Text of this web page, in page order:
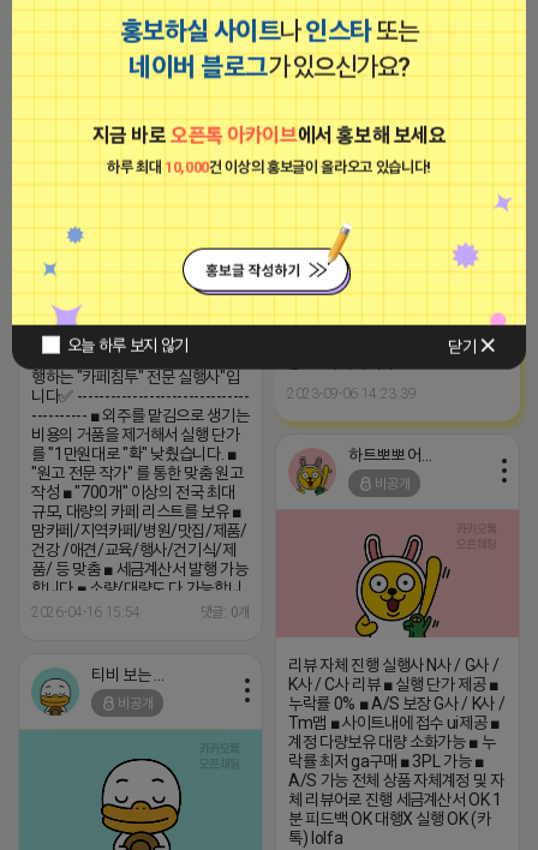
홍보하실 사이트나인스타또는
네이버 블로그가 있으신가요?
지금 바로오픈톡 아카이브에서 홍보해 보세요
하루 최대10,000건 이상의 홍보글이 올라오고 있습니다!
오늘 하루 보지 않기 닫기
스타 특강입니다
https://blog.naver.com/jinsuopen/
2026-04-16 17:44 댓글: 0개
타)24시간 문의 가능 (스타)세금계
산서 발행 가능 (카톡)jgpsjgps
2026-04-16 17:14 댓글: 0개
■아이피몬스터■
광고
[아이피몬스터] 전국 최저가 마케팅
2023-09-06 14:23:39
하트뽀뽀 어피치
비공개
✅모든 과정을 전문가들이 직접 실
행하는 "카페침투" 전문 실행사"입
니다✅ -------------------------------
---------- ■ 외주를 맡김으로 생기는
비용의 거품을 제거해서 실행 단가
를 "1만원대로 "확" 낮췄습니다. ■
"원고 전문 작가" 를 통한 맞춤 원고
작성 ■ "700개" 이상의 전국 최대
규모, 대량의 카페 리스트를 보유 ■
맘카페/지역카페/병원/맛집/제품/
건강 /애견/교육/행사/건기식/제
품/ 등 맞춤 ■ 세금계산서 발행 가능
합니다 ■ 소량/대량도 다 가능합니
다 ------------------------------------
2026-04-16 15:54 댓글: 0개
비공개
리뷰 자체 진행 실행사 N사 / G사 /
K사 / C사 리뷰 ■ 실행 단가 제공 ■
누락률 0% ■ A/S 보장 G사 / K사 /
Tm맵 ■ 사이트내에 접수 ui제공 ■
계정 다량보유 대량 소화가능 ■ 누
락률 최저 ga구매 ■ 3PL 가능 ■
A/S 가능 전체 상품 자체계정 및 자
체 리뷰어로 진행 세금계산서 OK 1
분 피드백 OK 대행X 실행 OK (카
톡) lolfa
비공개